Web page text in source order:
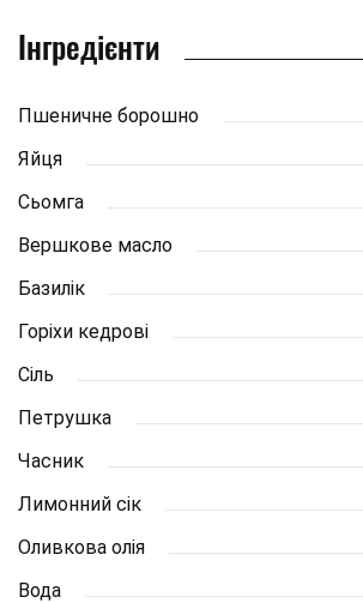
Інгредієнти
Пшеничне борошно
Яйця
Сьомга
Вершкове масло
Базилік
Горіхи кедрові
Сіль
Петрушка
Часник
Лимонний сік
Оливкова олія
Вода